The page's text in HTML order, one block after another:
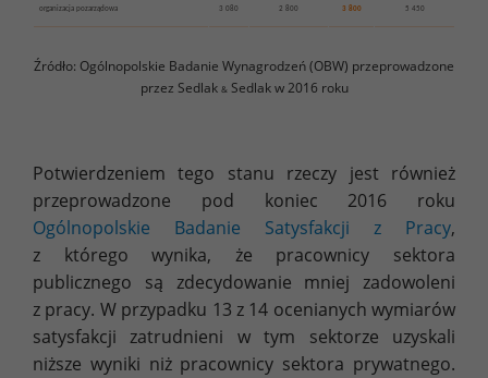
organizacja pozarządowa 3 080 2 800 3 800 5 450
Źródło: Ogólnopolskie Badanie Wynagrodzeń (OBW) przeprowadzone
przez Sedlak &Sedlak w 2016 roku
Potwierdzeniem tego stanu rzeczy jest również
przeprowadzone pod koniec 2016 roku
Ogólnopolskie Badanie Satysfakcji z Pracy,
z którego wynika, że pracownicy sektora
publicznego są zdecydowanie mniej zadowoleni
z pracy. W przypadku 13 z 14 ocenianych wymiarów
satysfakcji zatrudnieni w tym sektorze uzyskali
niższe wyniki niż pracownicy sektora prywatnego.